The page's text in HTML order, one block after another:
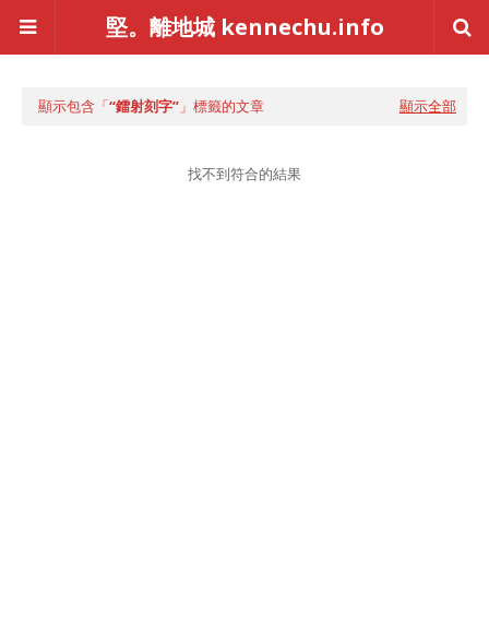
堅。離地城 kennechu.info
顯示包含「 鐳射刻字 」標籤的文章 顯示全部
找不到符合的結果